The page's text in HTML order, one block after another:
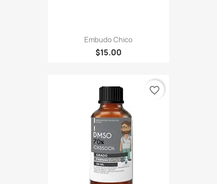
Embudo Chico
$15.00
favorite_border